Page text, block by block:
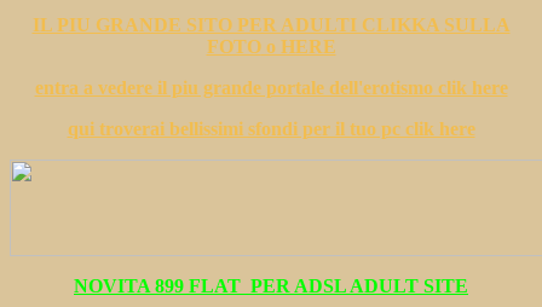
IL PIU GRANDE SITO PER ADULTI CLIKKA SULLA
FOTOo HERE
entra a vedere il piu grande portale dell'erotismo clik here
qui troverai bellissimi sfondi per il tuo pc clik here
NOVITA 899 FLAT PER ADSL ADULT SITE